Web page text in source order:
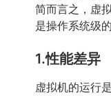
简而言之，虚
是操作系统级
1.性能差异
虚拟机的运行